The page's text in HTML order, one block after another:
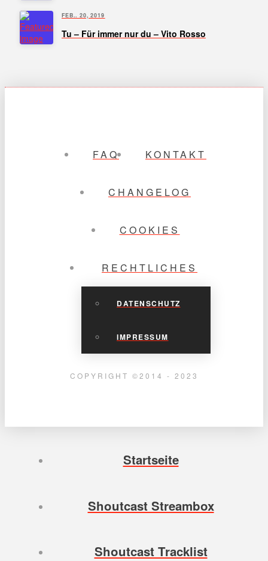
FEB.. 20, 2019
Tu – Für immer nur du – Vito Rosso
FAQ KONTAKT
CHANGELOG
COOKIES
RECHTLICHES
DATENSCHUTZ
IMPRESSUM
COPYRIGHT ©2014 - 2023
Startseite
Shoutcast Streambox
Shoutcast Tracklist